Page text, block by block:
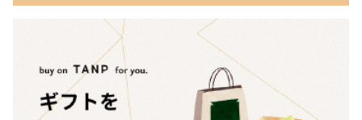
05 入浴剤・バスケア
03 ショコラフレナチュール
04 ＜クランチチョコレート＞ダーク＆ミルク＆キャラメル＆ホワ
イト 60g
05 葉山のショコラ・カロ＜4個入＞